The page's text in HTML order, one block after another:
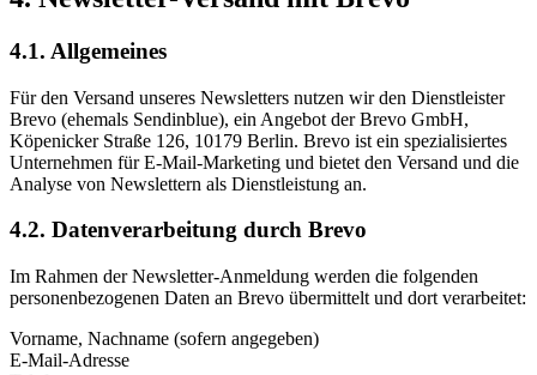
4.1. Allgemeines
Für den Versand unseres Newsletters nutzen wir den Dienstleister
Brevo (ehemals Sendinblue), ein Angebot der Brevo GmbH,
Köpenicker Straße 126, 10179 Berlin. Brevo ist ein spezialisiertes
Unternehmen für E-Mail-Marketing und bietet den Versand und die
Analyse von Newslettern als Dienstleistung an.
4.2. Datenverarbeitung durch Brevo
Im Rahmen der Newsletter-Anmeldung werden die folgenden
personenbezogenen Daten an Brevo übermittelt und dort verarbeitet:
Vorname, Nachname (sofern angegeben)
E-Mail-Adresse